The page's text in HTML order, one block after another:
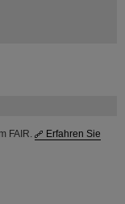
FAIR.
Erfahren Sie